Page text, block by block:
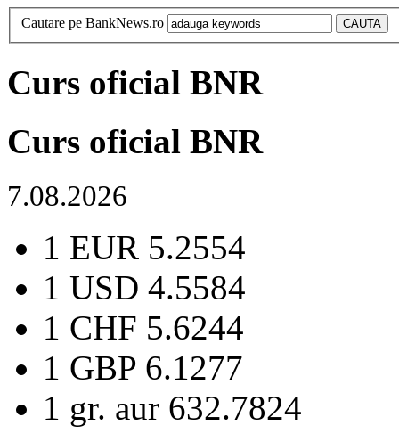
Cautare pe BankNews.ro
Curs oficial BNR
Curs oficial BNR
7.08.2026
1 EUR 5.2554
1 USD 4.5584
1 CHF 5.6244
1 GBP 6.1277
1 gr. aur 632.7824